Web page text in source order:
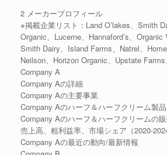
2 メーカープロフィール
※掲載企業リスト：Land O’lakes、Smith
Organic、Lucerne、Hannaford’s、Organic
Smith Dairy、Island Farms、Natrel、
Neilson、Horizon Organic、Upstate
Company A
Company Aの詳細
Company Aの主要事業
Company Aのハーフ＆ハーフクリーム製
Company Aのハーフ＆ハーフクリームの販
売上高、粗利益率、市場シェア（2020-2024
Company Aの最近の動向/最新情報